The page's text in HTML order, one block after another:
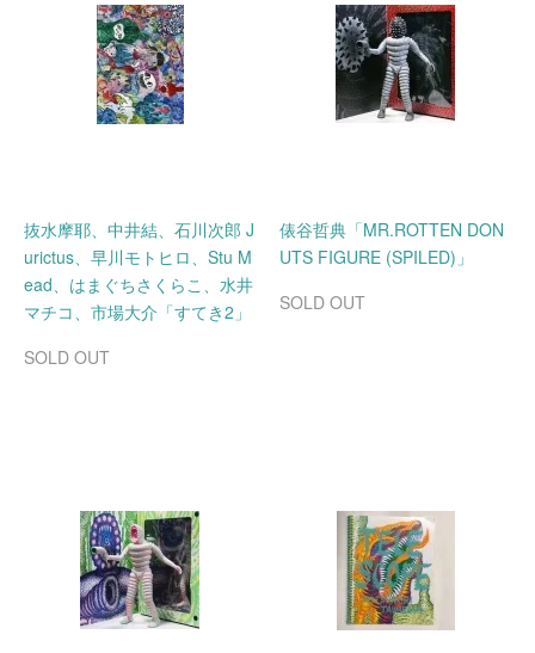
抜水摩耶、中井結、石川次郎 J
urictus、早川モトヒロ、Stu M
ead、はまぐちさくらこ、水井
マチコ、市場大介「すてき2」
SOLD OUT
俵谷哲典「MR.ROTTEN DON
UTS FIGURE (SPILED)」
SOLD OUT